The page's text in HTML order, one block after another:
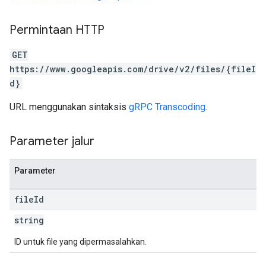
Permintaan HTTP
GET
https://www.googleapis.com/drive/v2/files/{fileI
d}
URL menggunakan sintaksis gRPC Transcoding.
Parameter jalur
Parameter
fileId
string
ID untuk file yang dipermasalahkan.